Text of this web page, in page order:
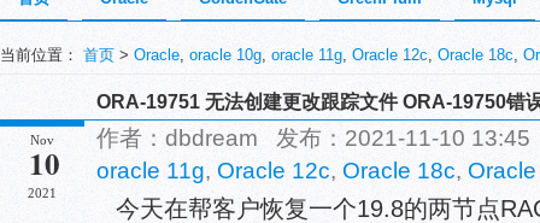
当前位置： 首页 > Oracle, oracle 10g, oracle 11g, Oracle 12c, Oracle 18c,
ORA-19751 无法创建更改跟踪文件 ORA-19750错
Nov
10
2021
作者：dbdream 发布：2021-11-10
oracle 11g, Oracle 12c, Oracle 18c,
今天在帮客户恢复一个19.8的两节点